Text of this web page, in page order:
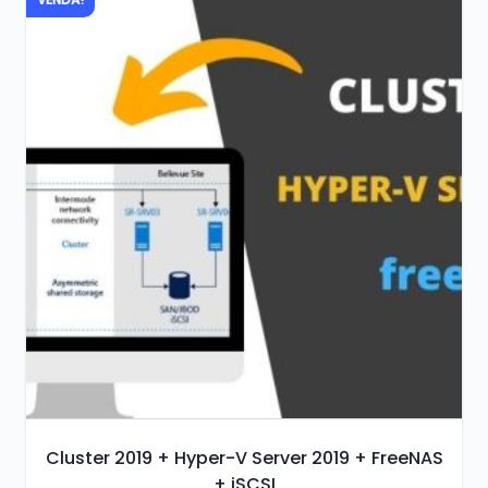
Cluster 2019 + Hyper-V Server 2019 + FreeNAS